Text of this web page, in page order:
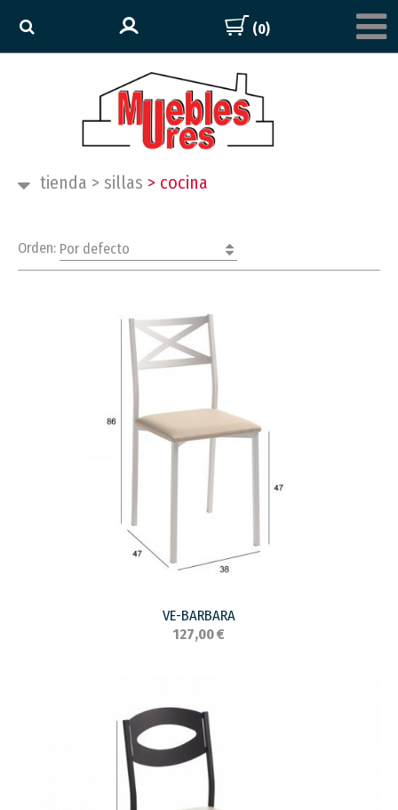
(0)
tienda > sillas > cocina
Orden: Por defecto
VE-BARBARA
127,00 €